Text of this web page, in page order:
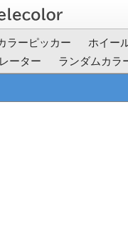
ラーピッカー ホイー
ーター ランダムカラ